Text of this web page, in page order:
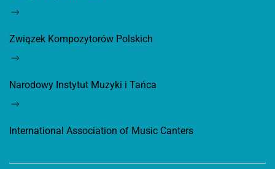
Związek Kompozytorów Polskich
Narodowy Instytut Muzyki i Tańca
International Association of Music Canters